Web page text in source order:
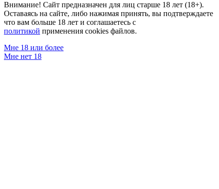
Внимание! Сайт предназначен для лиц старше 18 лет (18+).
Оставаясь на сайте, либо нажимая принять, вы подтверждаете
что вам больше 18 лет и соглашаетесь с
политикой применения cookies файлов.
Мне 18 или более
Мне нет 18